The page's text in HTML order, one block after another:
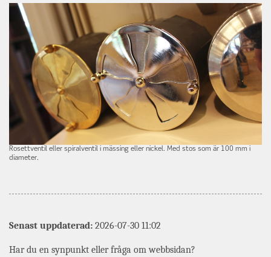
Rosettventil eller spiralventil i mässing eller nickel. Med stos som är 100 mm i
diameter.
Senast uppdaterad: 2026-07-30 11:02
Har du en synpunkt eller fråga om webbsidan?